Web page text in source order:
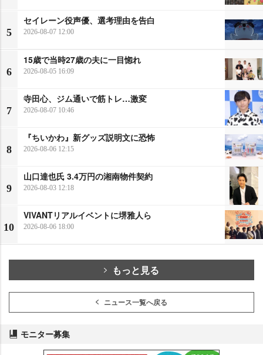
5
セイレーン役声優、選考理由を告白
2026-08-07 12:00
6
15歳で当時27歳の夫に一目惚れ
2026-08-05 16:09
7
寺田心、ジム通いで筋トレ…激変
2026-08-07 10:46
8
『ちいかわ』新グッズ説明文に恐怖
2026-08-06 12:15
9
山口達也氏 3.4万円の湘南物件契約
2026-08-03 12:18
10
VIVANTリアルイベントに堺雅人ら
2026-08-06 18:00
もっと見る
ニュース一覧へ戻る
モニター募集